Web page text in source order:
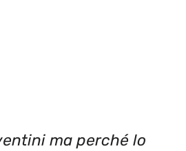
ma perché lo